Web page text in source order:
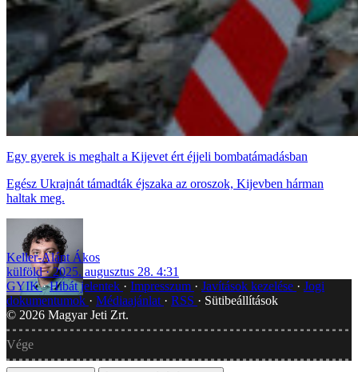
Egy gyerek is meghalt a Kijevet ért éjjeli bombatámadásban
Egész Ukrajnát támadták éjszaka az oroszok, Kijevben hárman
haltak meg.
Keller-Alánt Ákos
külföld
2025. augusztus 28. 4:31
GYIK Hibát jelentek Impresszum Javítások kezelése
Jogi
dokumentumok
Médiaajánlat RSS
Sütibeállítások
© 2026 Magyar Jeti Zrt.
Vége